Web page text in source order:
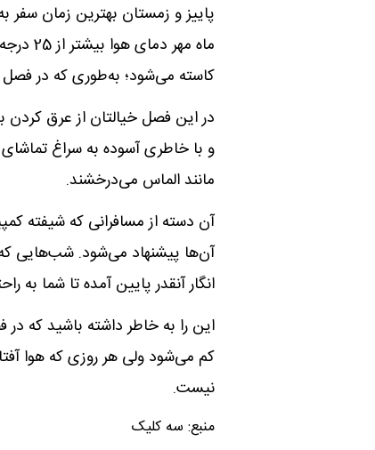
پاییز و زمستان بهترین زمان
ماه
کاسته می‌شود؛ به‌طوری که در فصل زمستان دمایی بین 13 تا
در این فصل خیالتان از عرق
و با خاطری آسوده به سراغ
مانند الماس می‌درخشند.
آن دسته از مسافرانی که شیفته
آن‌ها پیشنهاد می‌شود. شب‌هایی که
انگار آنقدر پایین آمده تا شما به
این را به خاطر داشته باشید که
کم می‌شود ولی هر روزی که هوا
نیست.
منبع: سه کلیک